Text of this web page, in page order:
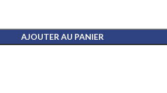
AJOUTER AU PANIER